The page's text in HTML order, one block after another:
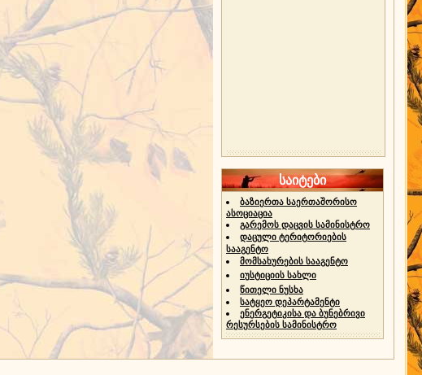
საიტები
ბაზიერთა საერთაშორისო
ასოციაცია
გარემოს დაცვის სამინისტრო
დაცული ტერიტორიების
სააგენტო
მომსახურების სააგენტო
იუსტიციის სახლი
წითელი ნუსხა
სატყეო დეპარტამენტი
ენერგეტიკისა და ბუნებრივი
რესურსების სამინისტრო